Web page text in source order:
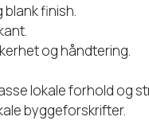
finish.
og håndtering.
lokale forhold og
byggeforskrifter.